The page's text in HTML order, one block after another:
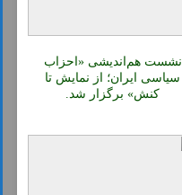
نشست هم‌اندیشی «احزاب
سیاسی ایران؛ از نمایش تا
کنش» برگزار شد.